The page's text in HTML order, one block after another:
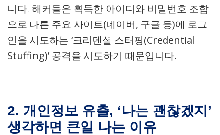
니다. 해커들은 획득한 아이디와 비밀번호 조합
으로 다른 주요 사이트(네이버, 구글 등)에 로그
인을 시도하는 ‘크리덴셜 스터핑(Credential
Stuffing)’ 공격을 시도하기 때문입니다.
2. 개인정보 유출, ‘나는 괜찮겠지’
생각하면 큰일 나는 이유